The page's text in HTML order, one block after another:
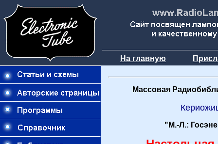
На главную
Массовая
"М.-Л.: